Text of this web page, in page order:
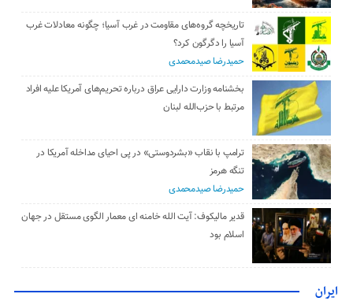
تاریخچه گروه‌های مقاومت در غرب آسیا؛ چگونه معادلات غرب
آسیا را دگرگون کرد؟
حمیدرضا صیدمحمدی
بخشنامه وزارت دارایی عراق درباره تحریم‌های آمریکا علیه افراد
مرتبط با حزب‌الله لبنان
ترامپ با نقاب «بشردوستی» در پی احیای مداخله آمریکا در
تنگه هرمز
حمیدرضا صیدمحمدی
قدیر مالیکوف: آیت‌ الله خامنه‌ ای معمار الگوی مستقل در جهان
اسلام بود
ایران